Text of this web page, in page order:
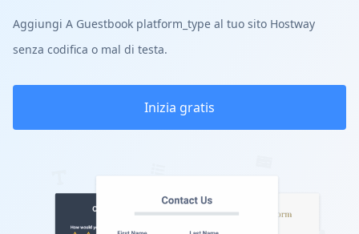
Aggiungi A Guestbook platform_type al tuo sito Hostway
senza codifica o mal di testa.
Inizia gratis